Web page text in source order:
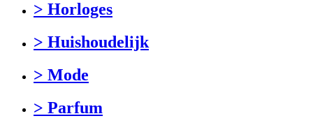
> Horloges
> Huishoudelijk
> Mode
> Parfum